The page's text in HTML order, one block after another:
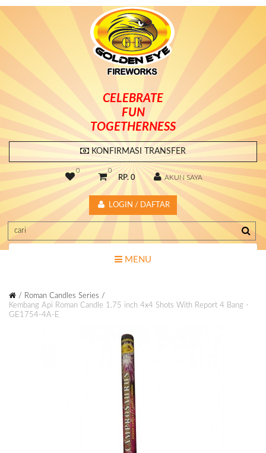
CELEBRATE
FUN
TOGETHERNESS
KONFIRMASI TRANSFER
0 0
RP. 0 AKUN SAYA
LOGIN / DAFTAR
MENU
Roman Candles Series
Kembang Api Roman Candle 1.75 inch 4x4 Shots With Report 4 Bang -
GE1754-4A-E